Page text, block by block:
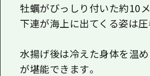
牡蠣がびっしり付いた約10
下連が海上に出てくる姿は圧
水揚げ後は冷えた身体を温
が堪能できます。